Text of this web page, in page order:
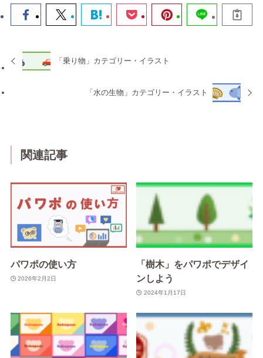
「乗り物」カテゴリー・イラスト
「水の生物」カテゴリー・イラスト
関連記事
パワポの使い方
2026年2月2日
「樹木」をパワポでデザイ
ンしよう
2024年1月17日